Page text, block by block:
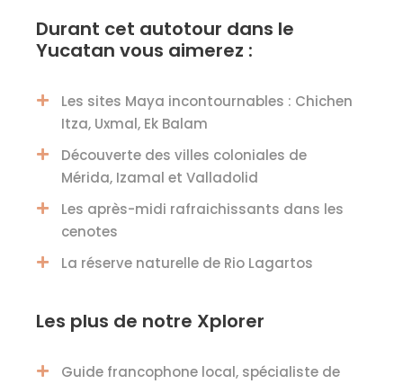
Durant cet autotour dans le
Yucatan vous aimerez :
Les sites Maya incontournables : Chichen
Itza, Uxmal, Ek Balam
Découverte des villes coloniales de
Mérida, Izamal et Valladolid
Les après-midi rafraichissants dans les
cenotes
La réserve naturelle de Rio Lagartos
Les plus de notre Xplorer
Guide francophone local, spécialiste de